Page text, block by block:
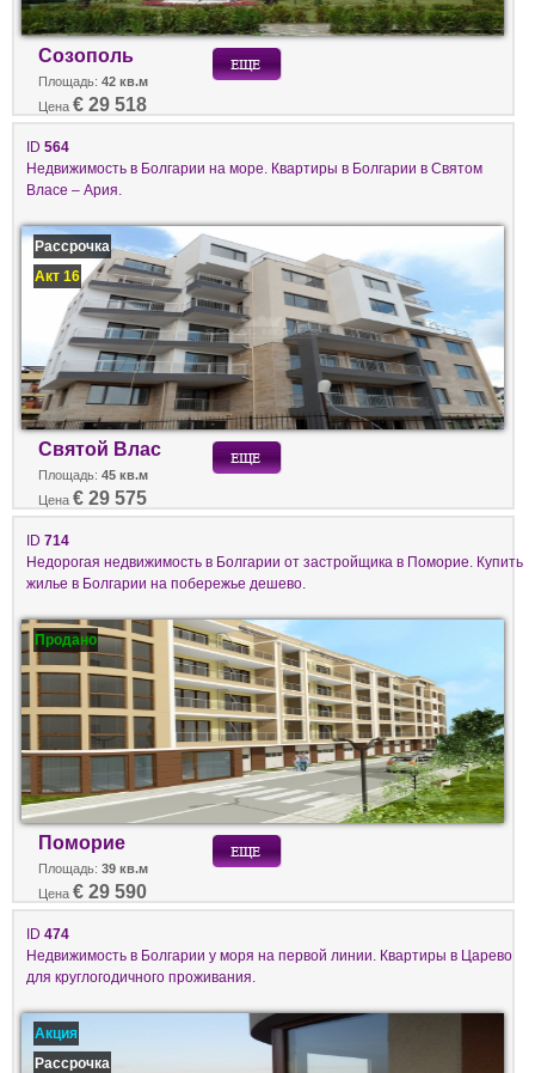
Созополь
Площадь: 42 кв.м
Цена € 29 518
ID 564
Недвижимость в Болгарии на море. Квартиры в Болгарии в Святом
Власе – Ария.
Рассрочка
Акт 16
Святой Влас
Площадь: 45 кв.м
Цена € 29 575
ID 714
Недорогая недвижимость в Болгарии от застройщика в Поморие. Купить
жилье в Болгарии на побережье дешево.
Продано
Поморие
Площадь: 39 кв.м
Цена € 29 590
ID 474
Недвижимость в Болгарии у моря на первой линии. Квартиры в Царево
для круглогодичного проживания.
Акция
Рассрочка